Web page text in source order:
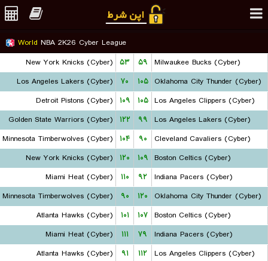
World NBA 2K26 Cyber League
New York Knicks (Cyber)
۵۳ ۵۹
Milwaukee Bucks (Cyber)
Los Angeles Lakers (Cyber)
۷۰ ۱۰۵
Oklahoma City Thunder (Cyber)
Detroit Pistons (Cyber)
۱۰۹ ۱۰۵ Los Angeles Clippers (Cyber)
Golden State Warriors (Cyber)
۱۲۲ ۹۹
Los Angeles Lakers (Cyber)
Minnesota Timberwolves (Cyber)
۱۰۴ ۹۰
Cleveland Cavaliers (Cyber)
New York Knicks (Cyber)
۱۲۰ ۱۰۹ Boston Celtics (Cyber)
Miami Heat (Cyber)
۱۱۰ ۹۲
Indiana Pacers (Cyber)
Minnesota Timberwolves (Cyber)
۹۰ ۱۲۰
Oklahoma City Thunder (Cyber)
Atlanta Hawks (Cyber)
۱۰۱ ۱۰۷ Boston Celtics (Cyber)
Miami Heat (Cyber)
۱۱۱ ۷۹
Indiana Pacers (Cyber)
Atlanta Hawks (Cyber)
۹۱ ۱۱۲
Los Angeles Clippers (Cyber)